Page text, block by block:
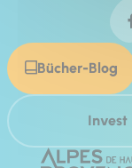
Bücher-Blog
Invest